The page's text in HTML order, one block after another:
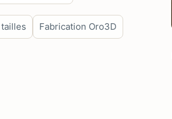
Fabrication Oro3D